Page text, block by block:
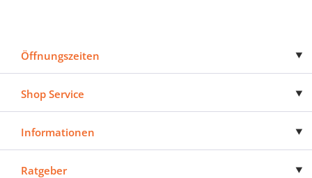
Öffnungszeiten
Shop Service
Informationen
Ratgeber